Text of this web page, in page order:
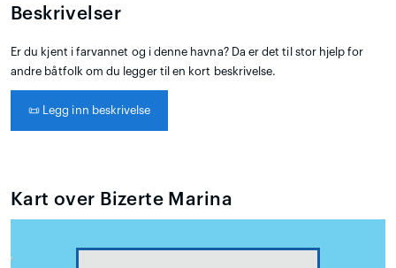
Beskrivelser
Er du kjent i farvannet og i denne havna? Da er det til stor hjelp for
andre båtfolk om du legger til en kort beskrivelse.
📜 Legg inn beskrivelse
Kart over Bizerte Marina